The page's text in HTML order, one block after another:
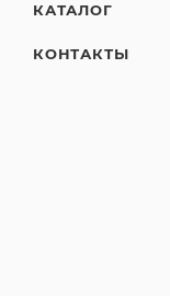
КАТАЛОГ
КОНТАКТЫ